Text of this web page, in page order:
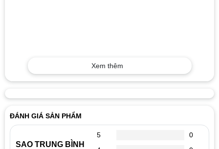
Xem thêm
ĐÁNH GIÁ SẢN PHẨM
SAO TRUNG BÌNH
5
0